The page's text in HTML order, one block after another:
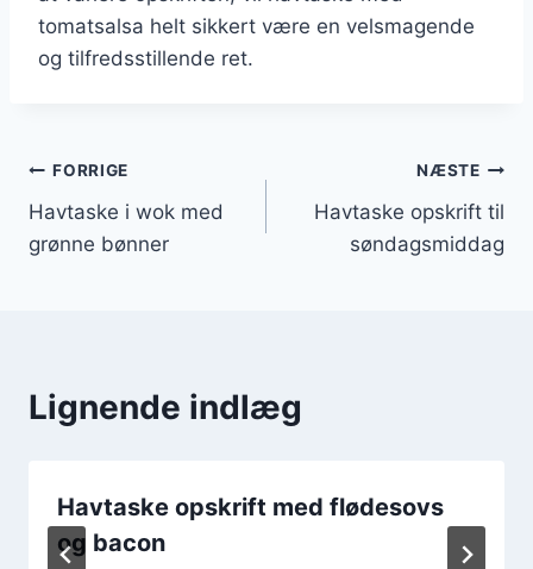
tomatsalsa helt sikkert være en velsmagende
og tilfredsstillende ret.
Indlægsnavigation
FORRIGE
Havtaske i wok med
grønne bønner
NÆSTE
Havtaske opskrift til
søndagsmiddag
Lignende indlæg
Havtaske opskrift med flødesovs
og bacon